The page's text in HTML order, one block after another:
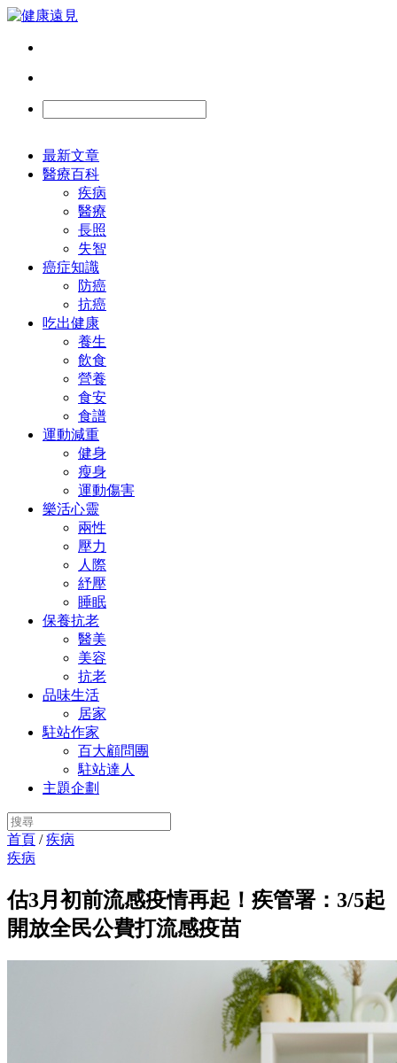
最新文章
醫療百科
疾病
醫療
長照
失智
癌症知識
防癌
抗癌
吃出健康
養生
飲食
營養
食安
食譜
運動減重
健身
瘦身
運動傷害
樂活心靈
兩性
壓力
人際
紓壓
睡眠
保養抗老
醫美
美容
抗老
品味生活
居家
駐站作家
百大顧問團
駐站達人
主題企劃
首頁 /疾病
疾病
估3月初前流感疫情再起！疾管署：3/5起
開放全民公費打流感疫苗